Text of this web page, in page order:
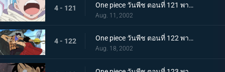
4 - 121 One piece วันพีช ตอนที่ 121 พากย์ไทย หนทางแห่งเสียงของวีวี่ วีรสตรีร่ายรำลงมาแล้ว
Aug. 11, 2002
4 - 122 One piece วันพีช ตอนที่ 122 พากย์ไทย ศึกตัดสินครั้งที่ 2 จระเข้ทราย ปะทะ ลูฟี่ร่างน้ำ
Aug. 18, 2002